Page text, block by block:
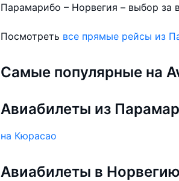
Парамарибо – Норвегия – выбор за
Посмотреть все прямые рейсы из
Самые популярные на
Авиабилеты из
на Кюрасао
Авиабилеты в Норвегию